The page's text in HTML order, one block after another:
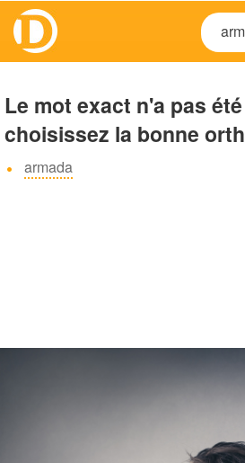
Le mot exact n'a pas
choisissez la bonne
armada